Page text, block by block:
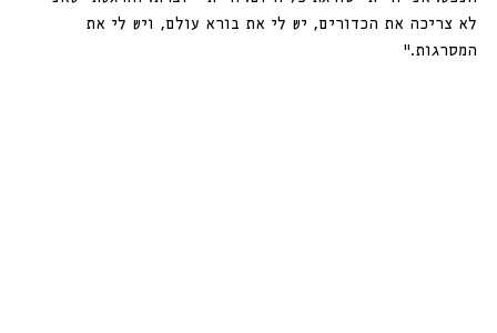
לא צריכה את הכדורים, יש לי את בורא עולם, ויש לי את
המסרגות.״